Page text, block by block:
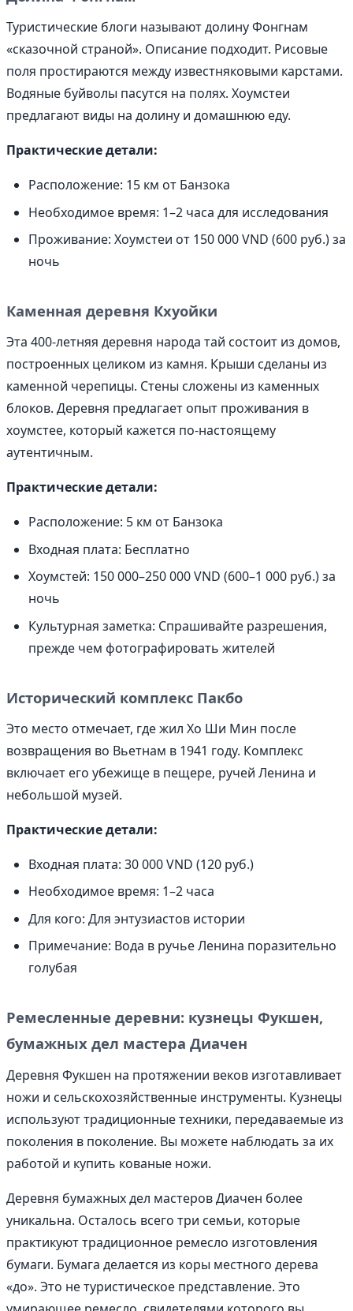
Туристические блоги называют долину Фонгнам
«сказочной страной». Описание подходит. Рисовые
поля простираются между известняковыми карстами.
Водяные буйволы пасутся на полях. Хоумстеи
предлагают виды на долину и домашнюю еду.
Практические детали:
Расположение: 15 км от Банзока
Необходимое время: 1–2 часа для исследования
Проживание: Хоумстеи от 150 000 VND (600 руб.) за
ночь
Каменная деревня Кхуойки
Эта 400-летняя деревня народа тай состоит из домов,
построенных целиком из камня. Крыши сделаны из
каменной черепицы. Стены сложены из каменных
блоков. Деревня предлагает опыт проживания в
хоумстее, который кажется по-настоящему
аутентичным.
Практические детали:
Расположение: 5 км от Банзока
Входная плата: Бесплатно
Хоумстей: 150 000–250 000 VND (600–1 000 руб.) за
ночь
Культурная заметка: Спрашивайте разрешения,
прежде чем фотографировать жителей
Исторический комплекс Пакбо
Это место отмечает, где жил Хо Ши Мин после
возвращения во Вьетнам в 1941 году. Комплекс
включает его убежище в пещере, ручей Ленина и
небольшой музей.
Практические детали:
Входная плата: 30 000 VND (120 руб.)
Необходимое время: 1–2 часа
Для кого: Для энтузиастов истории
Примечание: Вода в ручье Ленина поразительно
голубая
Ремесленные деревни: кузнецы Фукшен,
бумажных дел мастера Диачен
Деревня Фукшен на протяжении веков изготавливает
ножи и сельскохозяйственные инструменты. Кузнецы
используют традиционные техники, передаваемые из
поколения в поколение. Вы можете наблюдать за их
работой и купить кованые ножи.
Деревня бумажных дел мастеров Диачен более
уникальна. Осталось всего три семьи, которые
практикуют традиционное ремесло изготовления
бумаги. Бумага делается из коры местного дерева
«до». Это не туристическое представление. Это